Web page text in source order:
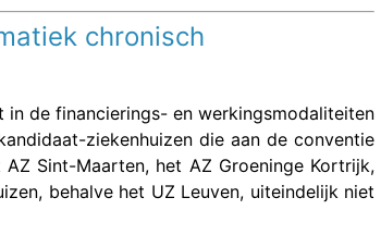
chronisch
in de financierings- en werkingsmodaliteiten
ziekenhuizen die aan de conventie
Sint-Maarten, het AZ Groeninge Kortrijk,
behalve het UZ Leuven, uiteindelijk niet